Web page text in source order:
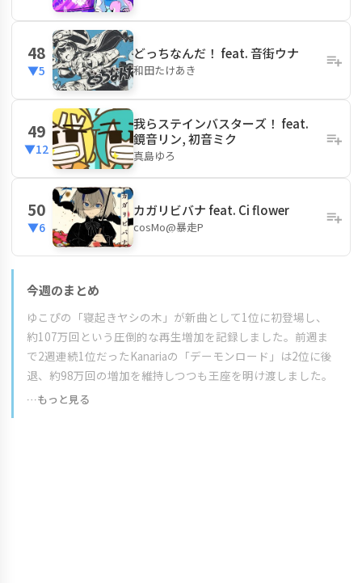
48
▼5
どっちなんだ！ feat. 音街ウナ
和田たけあき
49
▼12
我らステインバスターズ！ feat.
鏡音リン, 初音ミク
真島ゆろ
50
▼6
カガリビバナ feat. Ci flower
cosMo@暴走P
今週のまとめ
ゆこぴの「寝起きヤシの木」が新曲として1位に初登場し、
約107万回という圧倒的な再生増加を記録しました。前週ま
で2週連続1位だったKanariaの「デーモンロード」は2位に後
退、約98万回の増加を維持しつつも王座を明け渡しました。
…もっと見る